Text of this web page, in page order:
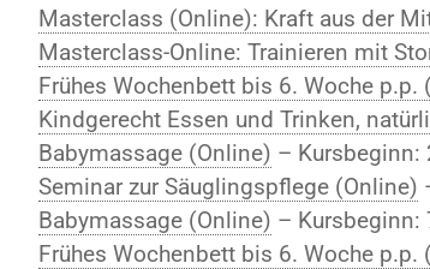
Masterclass (Online): Kraft aus der
Masterclass-Online: Trainieren mit
Frühes Wochenbett bis 6. Woche p.p.
Kindgerecht Essen und Trinken,
Babymassage (Online) – Kursbeginn:
Seminar zur Säuglingspflege (Online)
Babymassage (Online) – Kursbeginn:
Frühes Wochenbett bis 6. Woche p.p.